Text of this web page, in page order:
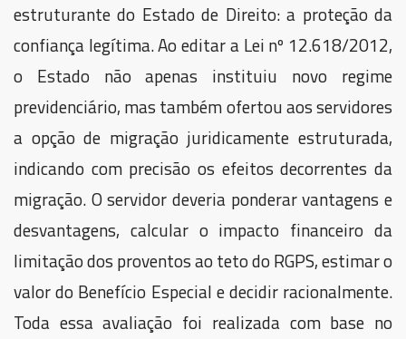
estruturante do Estado de Direito: a proteção da
confiança legítima. Ao editar a Lei nº 12.618/2012,
o Estado não apenas instituiu novo regime
previdenciário, mas também ofertou aos servidores
a opção de migração juridicamente estruturada,
indicando com precisão os efeitos decorrentes da
migração. O servidor deveria ponderar vantagens e
desvantagens, calcular o impacto financeiro da
limitação dos proventos ao teto do RGPS, estimar o
valor do Benefício Especial e decidir racionalmente.
Toda essa avaliação foi realizada com base no